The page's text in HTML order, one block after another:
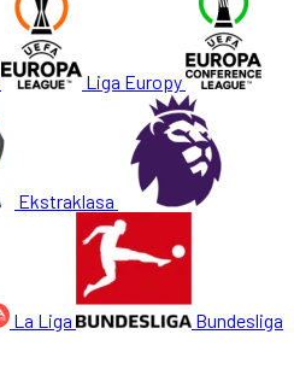
Liga Europy
Ekstraklasa
La Liga Bundesliga